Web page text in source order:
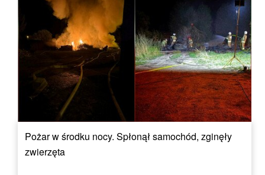
Pożar w środku nocy. Spłonął samochód, zginęły
zwierzęta